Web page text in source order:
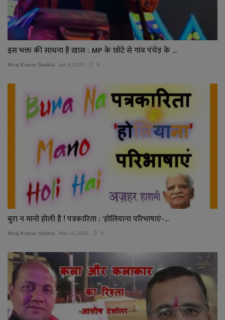
इस भक्त की साधना है खास : MP के छोटे से गांव पंचेड़ के ...
Niraj Kumar Shukla Jan 4, 2023 0
बुरा न मानो होली है ! पत्रकारिता : 'होलियाना परिभाषाएं-...
Niraj Kumar Shukla Mar 13, 2025 0